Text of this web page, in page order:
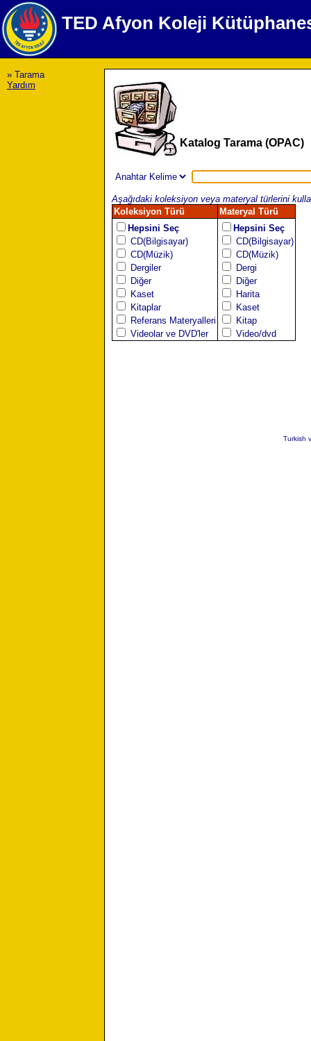
TED Afyon Koleji
» Tarama
Yardım
Katalog Tarama (OPAC)
Aşağıdaki koleksiyon veya materyal türlerini
Koleksiyon Türü
Materyal Türü
Hepsini Seç
CD(Bilgisayar)
CD(Müzik)
Dergiler
Diğer
Kaset
Kitaplar
Referans Materyalleri
Videolar ve DVD'ler
Hepsini Seç
CD(Bilgisayar)
CD(Müzik)
Dergi
Diğer
Harita
Kaset
Kitap
Video/dvd
Turkish